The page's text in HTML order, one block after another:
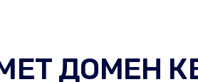
ДОМЕН